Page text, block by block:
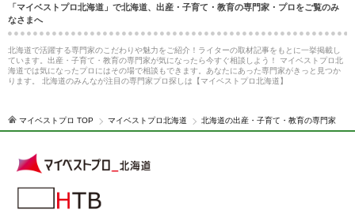
「マイベストプロ北海道」で北海道、出産・子育て・教育の専門家・プロをご覧のみ
なさまへ
北海道で活躍する専門家のこだわりや魅力をご紹介！ライターの取材記事をもとに一挙掲載し
ています。出産・子育て・教育の専門家が気になったら今すぐ相談しよう！ マイベストプロ北
海道では気になったプロにはその場で相談もできます。あなたにあった専門家がきっと見つか
ります。 北海道のみんなが注目の専門家プロ探しは【マイベストプロ北海道】
マイベストプロ TOP マイベストプロ北海道 北海道の出産・子育て・教育の専門家